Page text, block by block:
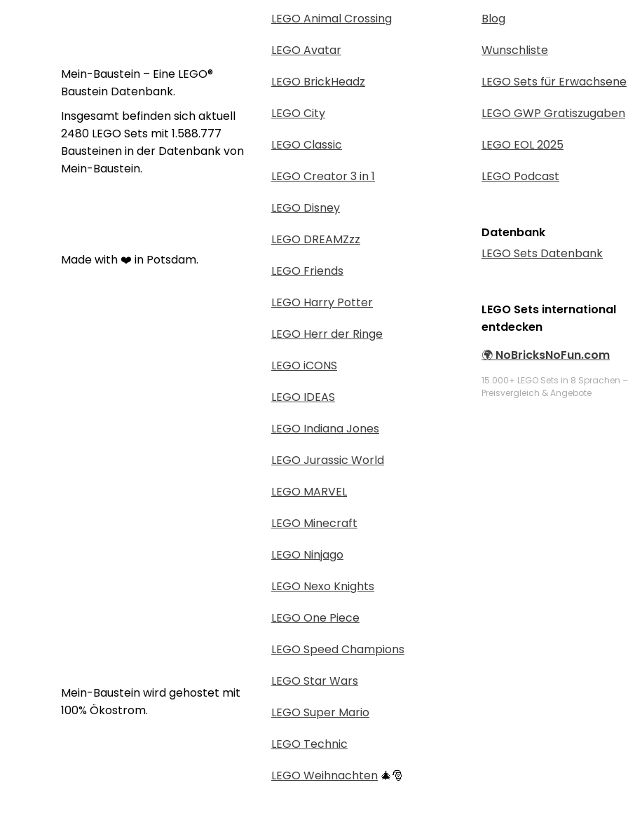
Mein-Baustein – Eine LEGO®
Baustein Datenbank.
Insgesamt befinden sich aktuell
2480 LEGO Sets mit 1.588.777
Bausteinen in der Datenbank von
Mein-Baustein.
Made with ❤️ in Potsdam.
Mein-Baustein wird gehostet mit
100% Ökostrom.
LEGO Animal Crossing
LEGO Avatar
LEGO BrickHeadz
LEGO City
LEGO Classic
LEGO Creator 3 in 1
LEGO Disney
LEGO DREAMZzz
LEGO Friends
LEGO Harry Potter
LEGO Herr der Ringe
LEGO iCONS
LEGO IDEAS
LEGO Indiana Jones
LEGO Jurassic World
LEGO MARVEL
LEGO Minecraft
LEGO Ninjago
LEGO Nexo Knights
LEGO One Piece
LEGO Speed Champions
LEGO Star Wars
LEGO Super Mario
LEGO Technic
LEGO Weihnachten 🎄🎅
Blog
Wunschliste
LEGO Sets für Erwachsene
LEGO GWP Gratiszugaben
LEGO EOL 2025
LEGO Podcast
Datenbank
LEGO Sets Datenbank
LEGO Sets international
entdecken
🌍 NoBricksNoFun.com
15.000+ LEGO Sets in 8 Sprachen –
Preisvergleich & Angebote